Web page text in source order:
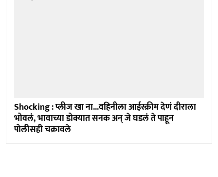
Shocking : प्लीज खा ना...वहिनीला आईस्क्रीम देणं दीराला
भोवलं, भावाच्या डोक्यात सनक अन् जे घडलं ते पाहून
पोलीसही चक्रावले